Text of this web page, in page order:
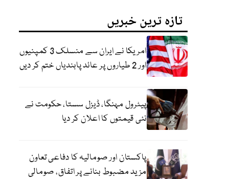
تازہ ترین خبریں
امریکا نے ایران سے منسلک 3 کمپنیوں
اور 2 طیاروں پر عائد پابندیاں ختم کر دیں
پیٹرول مہنگا، ڈیزل سستا، حکومت نے
نئی قیمتوں کا اعلان کر دیا
پاکستان اور صومالیہ کا دفاعی تعاون
مزید مضبوط بنانے پر اتفاق، صومالی